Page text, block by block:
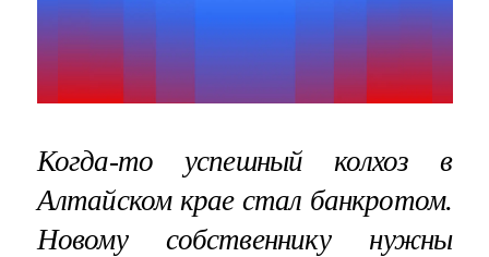
Когда-то успешный колхоз в
Алтайском крае стал банкротом.
Новому собственнику нужны